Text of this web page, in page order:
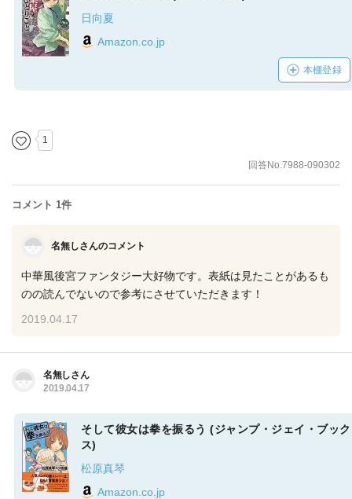
日向夏
Amazon.co.jp
本棚登録
1
回答No.7988-090302
コメント 1件
名無しさんのコメント
中華風後宮ファンタジー大好物です。表紙は見たことがあるも
のの読んでないので参考にさせていただきます！
2019.04.17
名無しさん
2019.04.17
そして彼女は拳を振るう (ジャンプ・ジェイ・ブック
ス)
松原真琴
Amazon.co.jp